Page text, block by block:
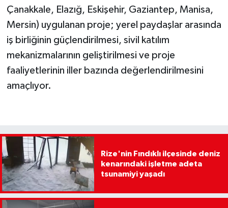
Çanakkale, Elazığ, Eskişehir, Gaziantep, Manisa,
Mersin) uygulanan proje; yerel paydaşlar arasında
iş birliğinin güçlendirilmesi, sivil katılım
mekanizmalarının geliştirilmesi ve proje
faaliyetlerinin iller bazında değerlendirilmesini
amaçlıyor.
Rize'nin Fındıklı ilçesinde deniz
kenarındaki işletme adeta
tsunamiyi yaşadı